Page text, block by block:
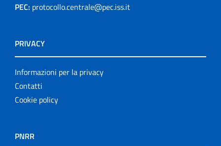
PEC: protocollo.centrale@pec.iss.it
PRIVACY
Informazioni per la privacy
Contatti
Cookie policy
PNRR